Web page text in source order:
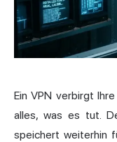
Ein VPN verbirgt
alles, was es tut.
speichert weiterhin